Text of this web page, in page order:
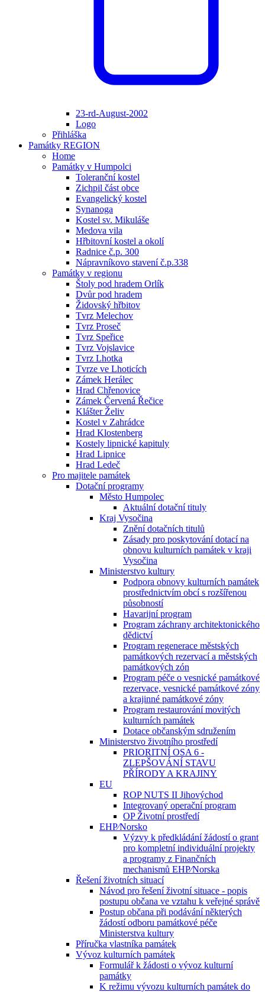
23-rd-August-2002
Logo
Přihláška
Památky REGION
Home
Památky v Humpolci
Toleranční kostel
Zichpil část obce
Evangelický kostel
Synanoga
Kostel sv. Mikuláše
Medova vila
Hřbitovní kostel a okolí
Radnice č.p. 300
Nápravníkovo stavení č.p.338
Památky v regionu
Štoly pod hradem Orlík
Dvůr pod hradem
Židovský hřbitov
Tvrz Melechov
Tvrz Proseč
Tvrz Speřice
Tvrz Vojslavice
Tvrz Lhotka
Tvrze ve Lhoticích
Zámek Herálec
Hrad Chřenovice
Zámek Červená Řečice
Klášter Želiv
Kostel v Zahrádce
Hrad Klostenberg
Kostely lipnické kapituly
Hrad Lipnice
Hrad Ledeč
Pro majitele památek
Dotační programy
Město Humpolec
Aktuální dotační tituly
Kraj Vysočina
Znění dotačních titulů
Zásady pro poskytování dotací na
obnovu kulturních památek v kraji
Vysočina
Ministerstvo kultury
Podpora obnovy kulturních památek
prostřednictvím obcí s rozšířenou
působností
Havarijní program
Program záchrany architektonického
dědictví
Program regenerace městských
památkových rezervací a městských
památkových zón
Program péče o vesnické památkové
rezervace, vesnické památkové zóny
a krajinné památkové zóny
Program restaurování movitých
kulturních památek
Dotace občanským sdružením
Ministerstvo životního prostředí
PRIORITNÍ OSA 6 -
ZLEPŠOVÁNÍ STAVU
PŘÍRODY A KRAJINY
EU
ROP NUTS II Jihovýchod
Integrovaný operační program
OP Životní prostředí
EHP⁄Norsko
Výzvy k předkládání žádostí o grant
pro kompletní individuální projekty
a programy z Finančních
mechanismů EHP⁄Norska
Řešení životních situací
Návod pro řešení životní situace - popis
postupu občana ve vztahu k veřejné správě
Postup občana při podávání některých
žádostí odboru památkové péče
Ministerstva kultury
Příručka vlastníka památek
Vývoz kulturních památek
Formulář k žádosti o vývoz kulturní
památky
K režimu vývozu kulturních památek do